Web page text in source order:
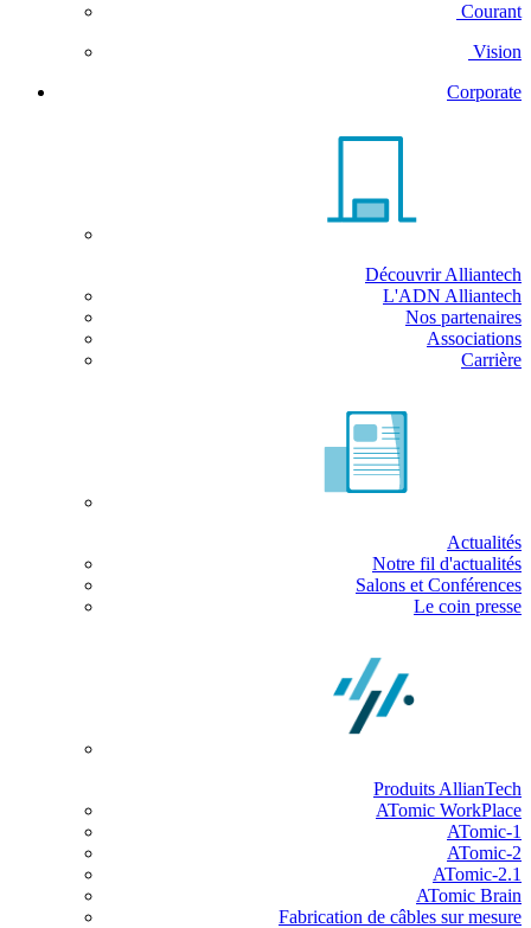
Courant
Vision
Corporate
Découvrir Alliantech
L'ADN Alliantech
Nos partenaires
Associations
Carrière
Actualités
Notre fil d'actualités
Salons et Conférences
Le coin presse
Produits AllianTech
ATomic WorkPlace
ATomic-1
ATomic-2
ATomic-2.1
ATomic Brain
Fabrication de câbles sur mesure